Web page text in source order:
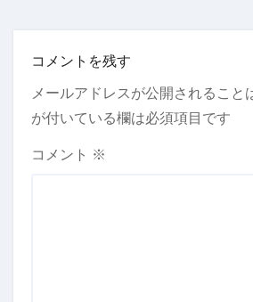
コメントを残す
メールアドレスが公開されること
が付いている欄は必須項目です
コメント ※